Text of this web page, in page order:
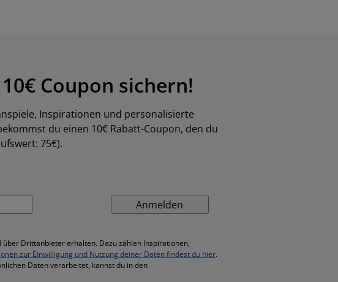
Coupon sichern!
Inspirationen und personalisierte
du einen 10€ Rabatt-Coupon, den du
75€).
Anmelden
Drittanbieter erhalten. Dazu zählen Inspirationen,
zur Einwilligung und Nutzung deiner Daten findest du hier.
Daten verarbeitet, kannst du in den